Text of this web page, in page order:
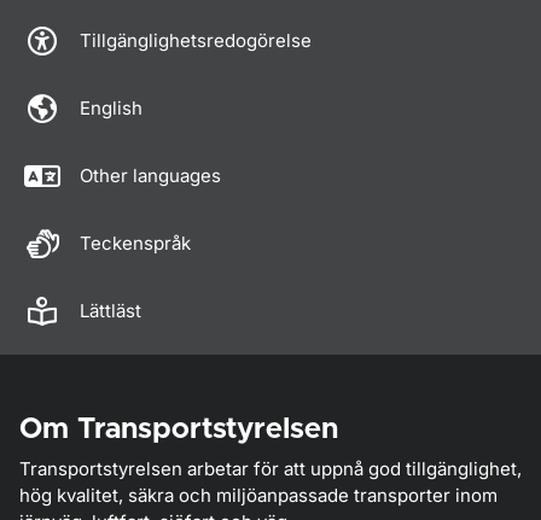
Tillgänglighetsredogörelse
English
Other languages
Teckenspråk
Lättläst
Om Transportstyrelsen
Transportstyrelsen arbetar för att uppnå god tillgänglighet,
hög kvalitet, säkra och miljöanpassade transporter inom